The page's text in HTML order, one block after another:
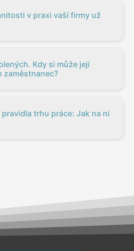
v praxi vaší firmy už
Kdy si může její
zaměstnanec?
pravidla trhu práce: Jak na ni